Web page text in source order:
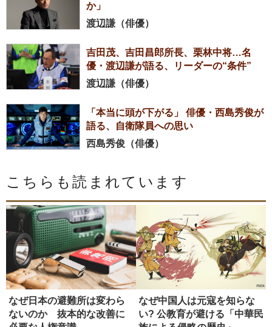
か」
渡辺謙（俳優）
吉田茂、吉田昌郎所長、栗林中将…名
優・渡辺謙が語る、リーダーの“条件”
渡辺謙（俳優）
「本当に頭が下がる」 俳優・西島秀俊が
語る、自衛隊員への思い
西島秀俊（俳優）
こちらも読まれています
なぜ日本の避難所は変わら
ないのか 抜本的な改善に
なぜ中国人は元寇を知らな
い? 公教育が避ける「中華民